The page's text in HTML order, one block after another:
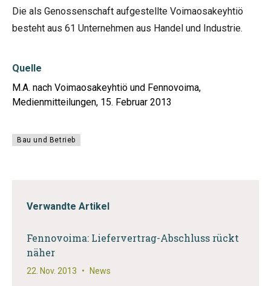
Die als Genossenschaft aufgestellte Voimaosakeyhtiö
besteht aus 61 Unternehmen aus Handel und Industrie.
Quelle
M.A. nach Voimaosakeyhtiö und Fennovoima,
Medienmitteilungen, 15. Februar 2013
Bau und Betrieb
Verwandte Artikel
Fennovoima: Liefervertrag-Abschluss rückt
näher
22. Nov. 2013 • News